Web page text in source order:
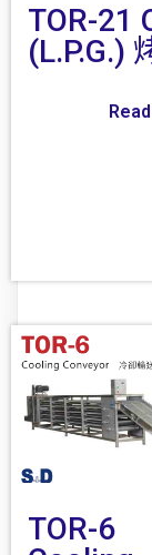
TOR-21
(L.P.G.)
TOR-6